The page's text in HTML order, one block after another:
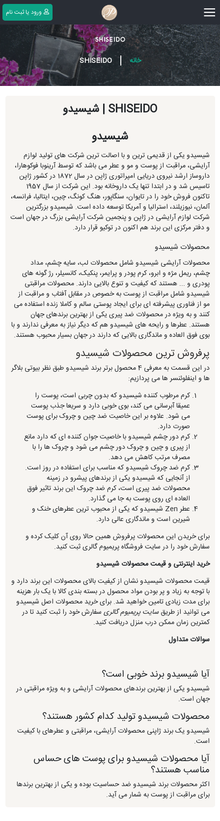
||| ورود یا ثبت ‌نام
SHISEIDO
خانه |
SHISEIDO
SHISEIDO | شیسیدو
شیسیدو
شیسیدو یکی از قدیمی ترین و با اصالت ترین شرکت های تولید لوازم
آرایشی، مراقبت از پوست و مو و عطر می باشد که توسط آرینوبا فوکوهارا،
داروساز ارشد نیروی دریایی امپراتوری ژاپن در سال 1872 در کشور ژاپن
تاسیس شد و در ابتدا تنها یک داروخانه بود. این شرکت از سال 1957
تاکنون فروش خود را در تایوان، سنگاپور، هنگ کونگ، چین، ایتالیا، فرانسه،
آلمان، نیوزیلند، استرالیا و آمریکا توسعه داده است. شیسیدو بزرگترین
شرکت لوازم آرایشی در ژاپن و پنجمین شرکت آرایشی بزرگ در جهان است
و دفتر مرکزی این برند هم اکنون در توکیو قرار دارد.
محصولات شیسیدو
محصولات آرایشی شیسیدو شامل محصولات لب، سایه چشم، مداد
چشم، ریمل مژه و ابرو، کرم پودر و پرایمر، پنکیک، کانسیلر، رژ گونه های
پودری و ... هستند که کیفیت و تنوع بالایی دارند. محصولات مراقبتی
شیسیدو شامل مراقبت از پوست به خصوص در مقابل آفتاب و مراقبت از
مو از فناوری پیشرفته ای برای ایجاد پوستی سالم و کاملا زنده استفاده می
کنند و به ویژه در محصولات ضد پیری یکی از بهترین برندهای جهان
هستند. عطرها و رایحه های شیسیدو هم که دیگر نیاز به معرفی ندارند و با
بوی فوق العاده و ماندگاری بالایی که دارند در جهان بسیار محبوب هستند.
پرفروش ترین محصولات شیسیدو
در این قسمت به معرفی 4 محصول برتر برند شیسیدو طبق نظر بیوتی بلاگر
ها و اینفلوئنسر ها می پردازیم:
کرم مرطوب کننده شیسیدو که بدون چربی است، پوست را
عمیقا آبرسانی می کند، بوی خوبی دارد و سریعا جذب پوست
می شود. علاوه بر این خاصیت ضد چین و چروک برای پوست
صورت دارد.
کرم دور چشم شیسیدو با خاصیت جوان کننده ای که دارد مانع
از پیری و چین و چروک دور چشم می شود و چروک ها را با
مصرف مرتب کاهش می دهد.
کرم ضد چروک شیسیدو که مناسب برای استفاده در روز است.
از آنجایی که شیسیدو یکی از برندهای پیشرو در زمینه
محصولات ضد پیری است، کرم ضد چروک این برند تاثیر فوق
العاده ای روی پوست به جا می گذارد.
عطر Zen شیسیدو که یکی از محبوب ترین عطرهای خنک و
شیرین است و ماندگاری عالی دارد.
برای خریدن این محصولات پرفروش همین حالا روی آن کلیک کرده و
سفارش خود را در سایت فروشگاه پریمیوم گالری ثبت کنید.
خرید اینترنتی و قیمت محصولات شیسیدو
قیمت محصولات شیسیدو نشان از کیفیت بالای محصولات این برند دارد و
با توجه به زیاد و پر بودن مواد محصول در بسته بندی کالا با یک بار هزینه
برای مدت زیادی تامین خواهید شد. برای خرید محصولات اصل شیسیدو
می توانید از طریق سایت پریمیوم گالری سفارش خود را ثبت کنید تا در
کمترین زمان ممکن درب منزل دریافت کنید.
سوالات متداول
آیا شیسیدو برند خوبی است؟
شیسیدو یکی از بهترین برندهای محصولات آرایشی و به ویژه مراقبتی در
جهان است.
محصولات شیسیدو تولید کدام کشور هستند؟
شیسیدو یک برند ژاپنی محصولات آرایشی، مراقبتی و عطرهای با کیفیت
است.
آیا محصولات شیسیدو برای پوست های حساس
مناسب هستند؟
اکثر محصولات برند شیسیدو ضد حساسیت بوده و یکی از بهترین برندها
برای مراقبت از پوست به شمار می آید.